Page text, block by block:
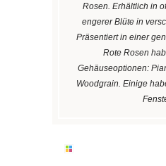
Rosen. Erhältlich in
engerer Blüte in
Präsentiert in einer
Rote Rosen
Gehäuseoptionen:
Woodgrain. Einige